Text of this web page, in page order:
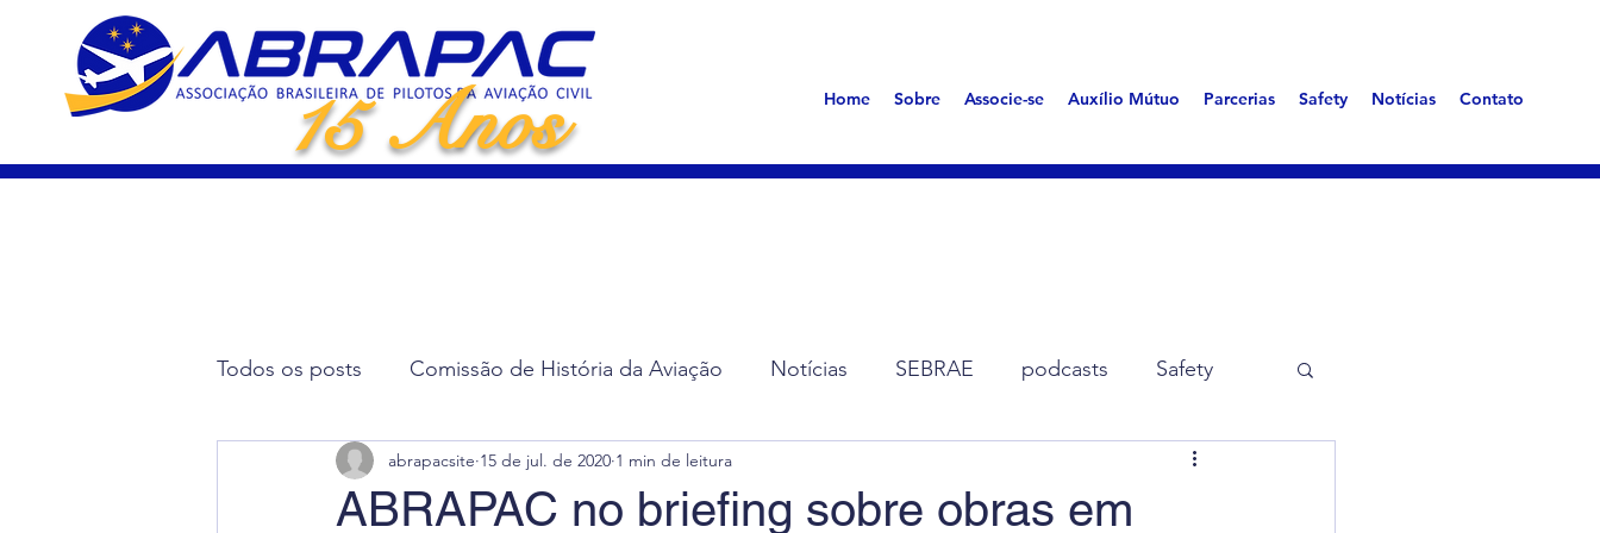
15 Anos Home Sobre Associe-se Auxílio Mútuo Parcerias Safety Notícias Contato
Todos os posts Comissão de História da Aviação Notícias SEBRAE podcasts Safety
Artigos Científicos Eleição de Diretoria Assembleias Síndrome Aerotóxica
ABRAPAC no briefing sobre obras em
abrapacsite 15 de jul. de 2020 1 min de leitura